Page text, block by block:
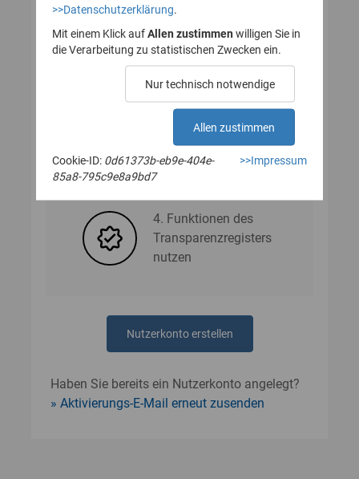
1. Nutzerkonto erstellen
des Nutzerkontos
bestätigen
3. Nutzerdaten angeben
4. Funktionen des
Transparenzregisters
nutzen
Nutzerkonto erstellen
Haben Sie bereits ein Nutzerkonto angelegt?
Aktivierungs-E-Mail erneut zusenden
>>Datenschutzerklärung
Mit einem Klick auf Allen zustimmen willigen Sie in
die Verarbeitung zu statistischen Zwecken ein.
Nur technisch notwendige
Allen zustimmen
Cookie-ID: 0d61373b-eb9e-404e-
85a8-795c9e8a9bd7
>>Impressum